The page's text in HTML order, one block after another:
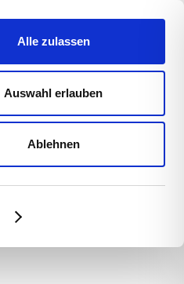
Alle zulassen
Auswahl erlauben
Ablehnen